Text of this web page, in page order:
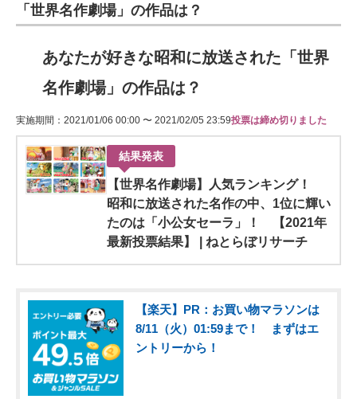
「世界名作劇場」の作品は？
あなたが好きな昭和に放送された「世界
名作劇場」の作品は？
実施期間：2021/01/06 00:00 〜 2021/02/05 23:59投票は締め切りました
結果発表
【世界名作劇場】人気ランキング！
昭和に放送された名作の中、1位に輝い
たのは「小公女セーラ」！ 【2021年
最新投票結果】 | ねとらぼリサーチ
【楽天】PR：お買い物マラソンは
8/11（火）01:59まで！ まずはエ
ントリーから！